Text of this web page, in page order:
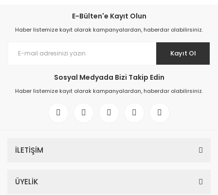
E-Bülten'e Kayıt Olun
Haber listemize kayıt olarak kampanyalardan, haberdar olabilirsiniz.
Kayıt Ol
Sosyal Medyada Bizi Takip Edin
Haber listemize kayıt olarak kampanyalardan, haberdar olabilirsiniz.
İLETİŞİM
ÜYELİK